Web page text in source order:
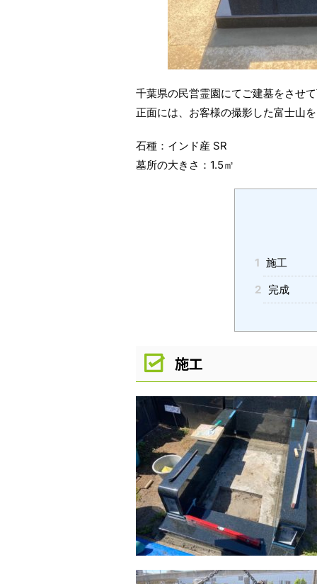
千葉県の民営霊園にてご建墓をさせ
正面には、お客様の撮影した富士山
石種：インド産 SR
墓所の大きさ：1.5㎡
1 施工
2 完成
施工